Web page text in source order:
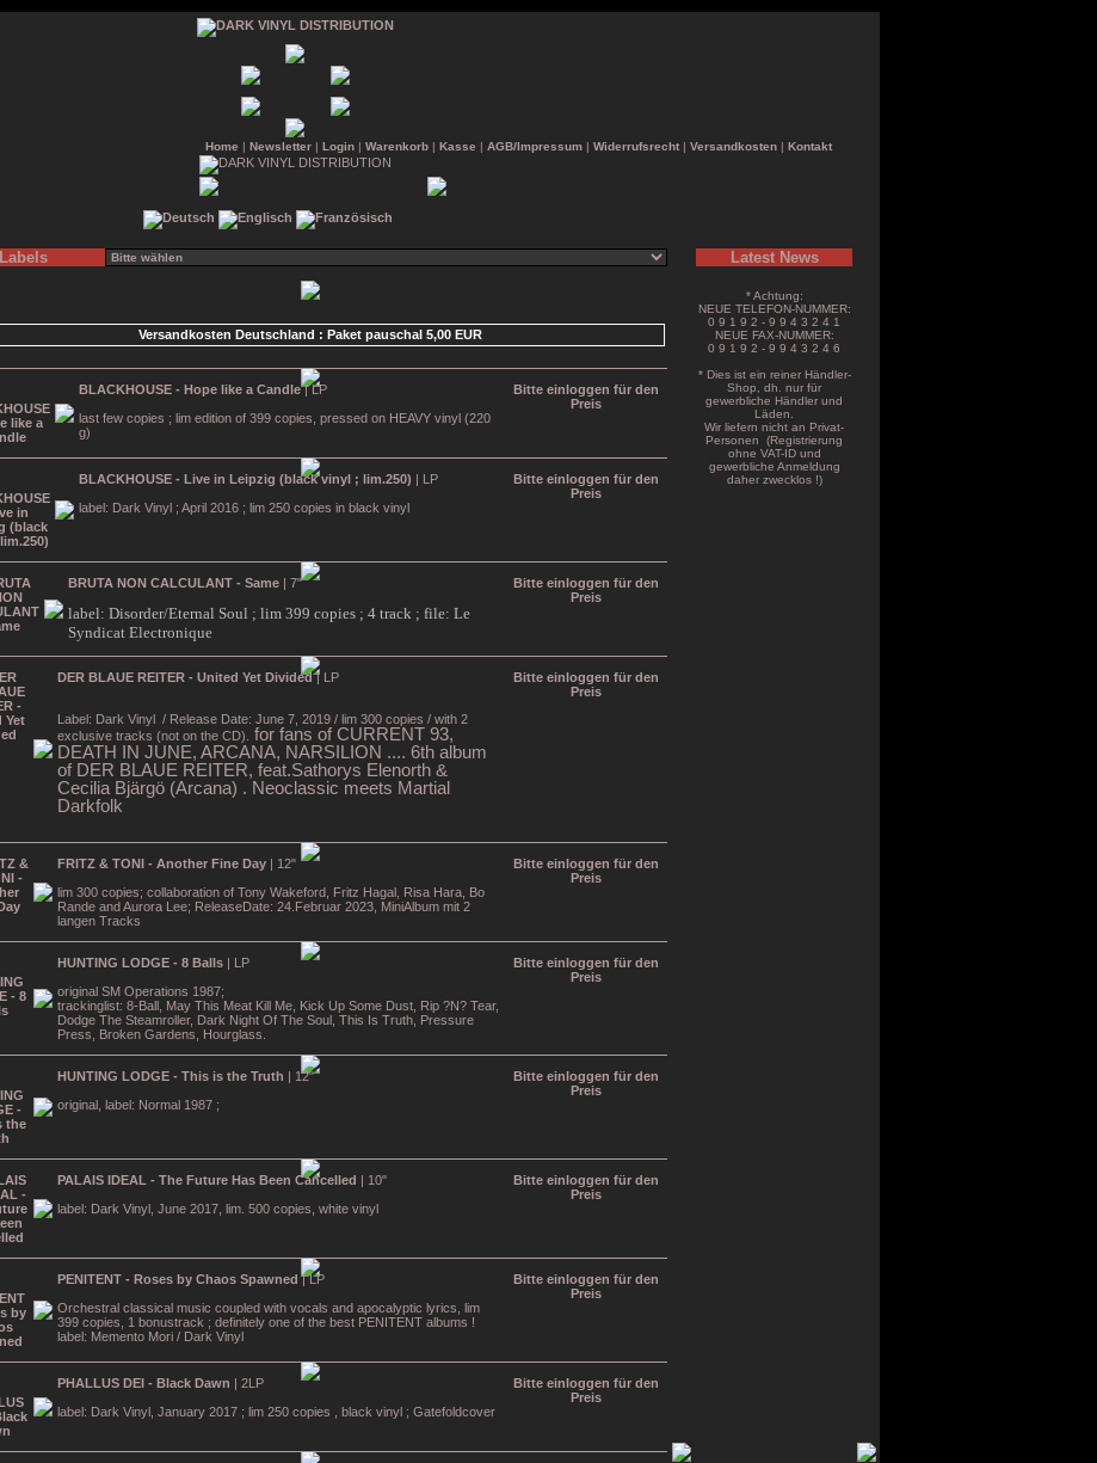
Home | Newsletter| Login| Warenkorb| Kasse | AGB/Impressum| Widerrufsrecht| Versandkosten| Kontakt
Labels
Versandkosten Deutschland : Paket pauschal 5,00 EUR
BLACKHOUSE - Hope like a Candle| LP
last few copies ; lim edition of 399 copies, pressed on HEAVY vinyl (220
g)
Bitte einloggen für den
Preis
BLACKHOUSE - Live in Leipzig (black vinyl ; lim.250) | LP
label: Dark Vinyl ; April 2016 ; lim 250 copies in black vinyl
Bitte einloggen für den
Preis
BRUTA NON CALCULANT - Same | 7"
label: Disorder/Eternal Soul ; lim 399 copies ; 4 track ; file: Le
Syndicat Electronique
Bitte einloggen für den
Preis
DER BLAUE REITER - United Yet Divided| LP
Label: Dark Vinyl / Release Date: June 7, 2019 / lim 300 copies / with 2
exclusive tracks (not on the CD).
for fans of CURRENT 93,
DEATH IN JUNE, ARCANA, NARSILION .... 6th album
of DER BLAUE REITER, feat.Sathorys Elenorth &
Cecilia Bjärgö (Arcana) . Neoclassic meets Martial
Darkfolk
Bitte einloggen für den
Preis
FRITZ & TONI - Another Fine Day | 12"
lim 300 copies; collaboration of Tony Wakeford, Fritz Hagal, Risa Hara, Bo
Rande and Aurora Lee; ReleaseDate: 24.Februar 2023, MiniAlbum mit 2
langen Tracks
Bitte einloggen für den
Preis
HUNTING LODGE - 8 Balls | LP
original SM Operations 1987;
trackinglist: 8-Ball, May This Meat Kill Me, Kick Up Some Dust, Rip ?N? Tear,
Dodge The Steamroller, Dark Night Of The Soul, This Is Truth, Pressure
Press, Broken Gardens, Hourglass.
Bitte einloggen für den
Preis
HUNTING LODGE - This is the Truth | 12"
original, label: Normal 1987 ;
Bitte einloggen für den
Preis
PALAIS IDEAL - The Future Has Been Cancelled | 10"
label: Dark Vinyl, June 2017, lim. 500 copies, white vinyl
Bitte einloggen für den
Preis
PENITENT - Roses by Chaos Spawned | LP
Orchestral classical music coupled with vocals and apocalyptic lyrics, lim
399 copies, 1 bonustrack ; definitely one of the best PENITENT albums !
label: Memento Mori / Dark Vinyl
Bitte einloggen für den
Preis
PHALLUS DEI - Black Dawn | 2LP
label: Dark Vinyl, January 2017 ; lim 250 copies , black vinyl ; Gatefoldcover
Bitte einloggen für den
Preis
Latest News
* Achtung:
NEUE TELEFON-NUMMER:
0 9 1 9 2 - 9 9 4 3 2 4 1
NEUE FAX-NUMMER:
0 9 1 9 2 - 9 9 4 3 2 4 6
* Dies ist ein reiner Händler-
Shop, dh. nur für
gewerbliche Händler und
Läden.
Wir liefern nicht an Privat-
Personen (Registrierung
ohne VAT-ID und
gewerbliche Anmeldung
daher zwecklos !)